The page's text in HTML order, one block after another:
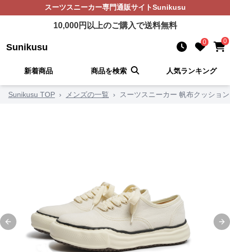
スーツスニーカー専門通販サイトSunikusu
10,000円以上のご購入で送料無料
Sunikusu 0 0
新着商品 商品を検索 人気ランキング
Sunikusu TOP › メンズの一覧 › スーツスニーカー 帆布クッショ
Previous slide